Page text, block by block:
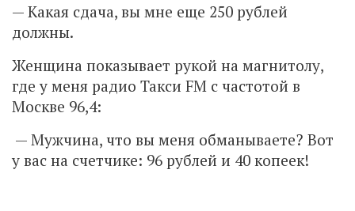
— Какая сдача, вы мне еще 250 рублей
должны.
Женщина показывает рукой на магнитолу,
где у меня радио Такси FM с частотой в
Москве 96,4:
— Мужчина, что вы меня обманываете? Вот
у вас на счетчике: 96 рублей и 40 копеек!